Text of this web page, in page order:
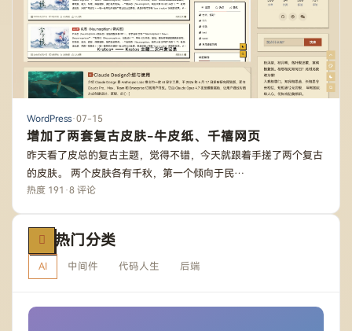
WordPress·07-15
增加了两套复古皮肤-牛皮纸、千禧网页
昨天看了皮总的复古主题，觉得不错，今天就跟着手搓了两个复古
的皮肤。 两个皮肤各有千秋，第一个倾向于民…
热度 191 ·8 评论
热门分类
AI 中间件 代码人生 后端